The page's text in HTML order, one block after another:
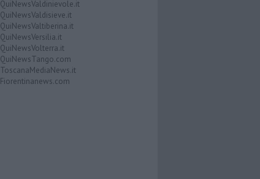
QuiNewsValdinievole.it
QuiNewsValdisieve.it
QuiNewsValtiberina.it
QuiNewsVersilia.it
QuiNewsVolterra.it
QuiNewsTango.com
ToscanaMediaNews.it
Fiorentinanews.com